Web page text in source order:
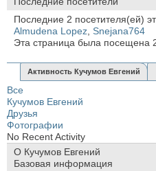
Последние 2 посетителя(ей)
Almudena Lopez Snejana764
Эта страница была посещена
Активность Кучумов Евгений
Все
Кучумов Евгений
Друзья
Фотографии
No Recent Activity
О Кучумов Евгений
Базовая информация